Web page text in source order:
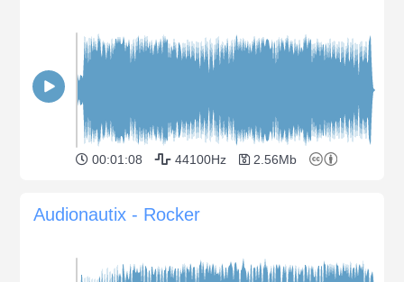
00:01:08 44100Hz 2.56Mb
Audionautix - Rocker